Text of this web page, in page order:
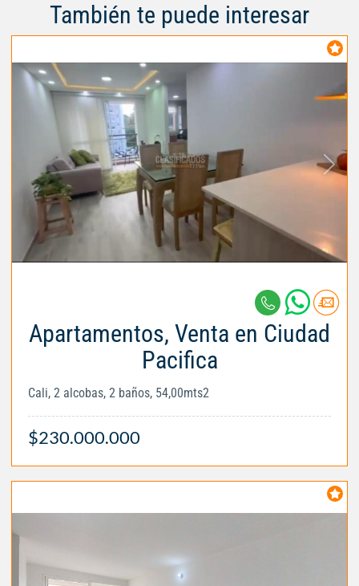
También te puede interesar
Apartamentos, Venta en Ciudad
Pacifica
Cali, 2 alcobas, 2 baños, 54,00mts2
$230.000.000